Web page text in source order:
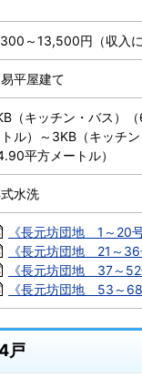
～13,500円（収入に
平屋建て
（キッチン・バス）
ル）～3KB（キッチ
平方メートル）
水洗
《長元坊団地 1～20
《長元坊団地 21～
《長元坊団地 37～
《長元坊団地 53～
戸